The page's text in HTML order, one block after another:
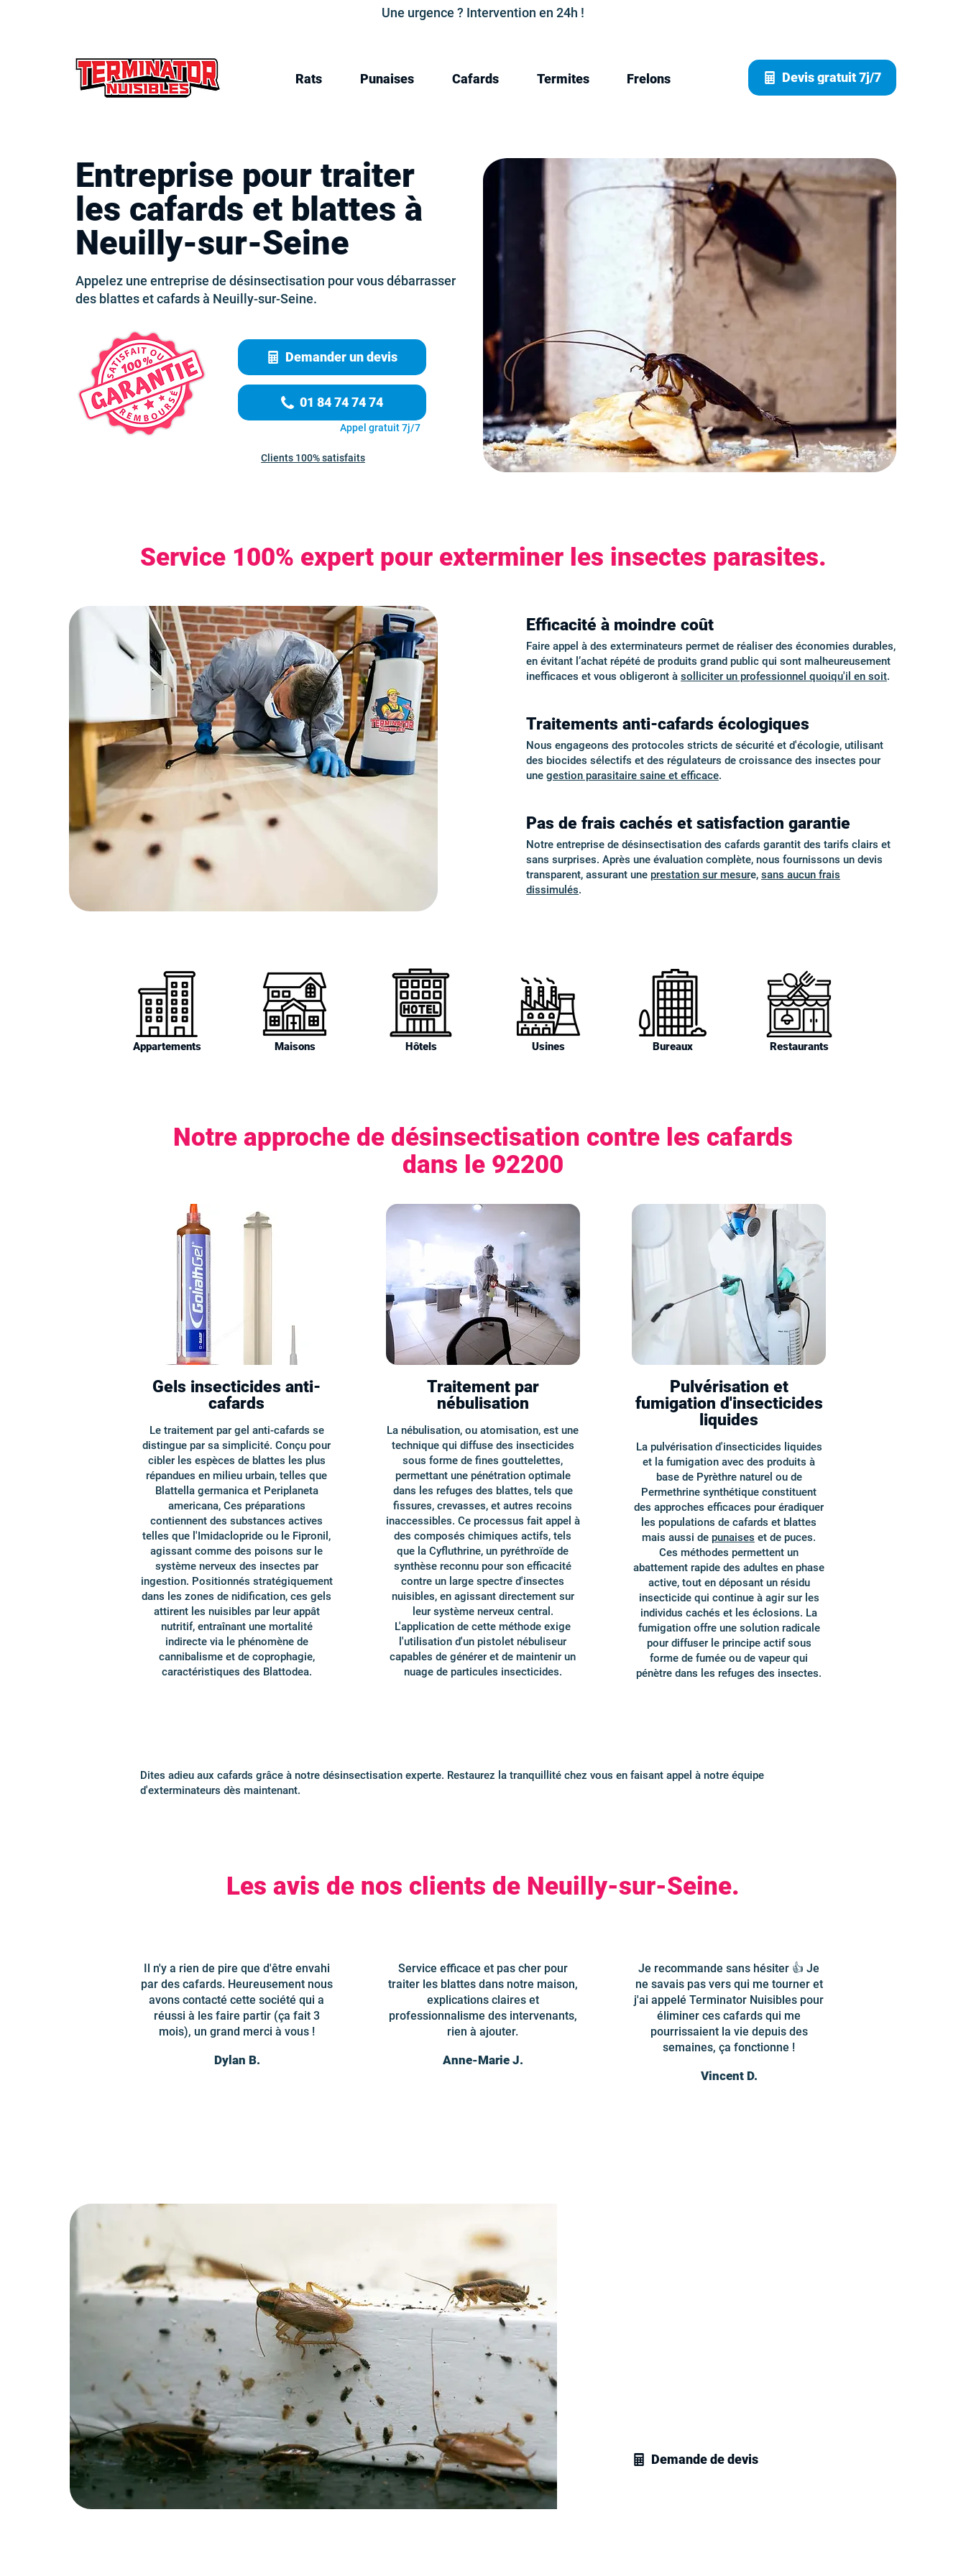
Une urgence ? Intervention en 24h !
Rats Punaises Cafards Termites Frelons Devis gratuit 7j/7
Entreprise pour traiter
les cafards et blattes à
Neuilly-sur-Seine
Appelez une entreprise de désinsectisation pour vous débarrasser
des blattes et cafards à Neuilly-sur-Seine.
Demander un devis
01 84 74 74 74
Appel gratuit 7j/7
Clients 100% satisfaits
Service 100% expert pour exterminer les insectes parasites.
Efficacité à moindre coût
Faire appel à des exterminateurs permet de réaliser des économies durables,
en évitant l’achat répété de produits grand public qui sont malheureusement
inefficaces et vous obligeront à solliciter un professionnel quoiqu'il en soit.
Traitements anti-cafards écologiques
Nous engageons des protocoles stricts de sécurité et d'écologie, utilisant
des biocides sélectifs et des régulateurs de croissance des insectes pour
une gestion parasitaire saine et efficace.
Pas de frais cachés et satisfaction garantie
Notre entreprise de désinsectisation des cafards garantit des tarifs clairs et
sans surprises. Après une évaluation complète, nous fournissons un devis
transparent, assurant une prestation sur mesure, sans aucun frais
dissimulés.
Appartements Maisons Hôtels Usines Bureaux Restaurants
Notre approche de désinsectisation contre les cafards
dans le 92200
Gels insecticides anti-
cafards
Le traitement par gel anti-cafards se
distingue par sa simplicité. Conçu pour
cibler les espèces de blattes les plus
répandues en milieu urbain, telles que
Blattella germanica et Periplaneta
americana, Ces préparations
contiennent des substances actives
telles que l'Imidaclopride ou le Fipronil,
agissant comme des poisons sur le
système nerveux des insectes par
ingestion. Positionnés stratégiquement
dans les zones de nidification, ces gels
attirent les nuisibles par leur appât
nutritif, entraînant une mortalité
indirecte via le phénomène de
cannibalisme et de coprophagie,
caractéristiques des Blattodea.
Traitement par
nébulisation
La nébulisation, ou atomisation, est une
technique qui diffuse des insecticides
sous forme de fines gouttelettes,
permettant une pénétration optimale
dans les refuges des blattes, tels que
fissures, crevasses, et autres recoins
inaccessibles. Ce processus fait appel à
des composés chimiques actifs, tels
que la Cyfluthrine, un pyréthroïde de
synthèse reconnu pour son efficacité
contre un large spectre d'insectes
nuisibles, en agissant directement sur
leur système nerveux central.
L'application de cette méthode exige
l'utilisation d'un pistolet nébuliseur
capables de générer et de maintenir un
nuage de particules insecticides.
Pulvérisation et
fumigation d'insecticides
liquides
La pulvérisation d'insecticides liquides
et la fumigation avec des produits à
base de Pyrèthre naturel ou de
Permethrine synthétique constituent
des approches efficaces pour éradiquer
les populations de cafards et blattes
mais aussi de punaises et de puces.
Ces méthodes permettent un
abattement rapide des adultes en phase
active, tout en déposant un résidu
insecticide qui continue à agir sur les
individus cachés et les éclosions. La
fumigation offre une solution radicale
pour diffuser le principe actif sous
forme de fumée ou de vapeur qui
pénètre dans les refuges des insectes.
Dites adieu aux cafards grâce à notre désinsectisation experte. Restaurez la tranquillité chez vous en faisant appel à notre équipe
d'exterminateurs dès maintenant.
Les avis de nos clients de Neuilly-sur-Seine.
Il n'y a rien de pire que d'être envahi
par des cafards. Heureusement nous
avons contacté cette société qui a
réussi à les faire partir (ça fait 3
mois), un grand merci à vous !
Dylan B.
Service efficace et pas cher pour
traiter les blattes dans notre maison,
explications claires et
professionnalisme des intervenants,
rien à ajouter.
Anne-Marie J.
Je recommande sans hésiter 👍 Je
ne savais pas vers qui me tourner et
j'ai appelé Terminator Nuisibles pour
éliminer ces cafards qui me
pourrissaient la vie depuis des
semaines, ça fonctionne !
Vincent D.
Demande de devis